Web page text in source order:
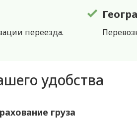
переезда.
удобства
груза